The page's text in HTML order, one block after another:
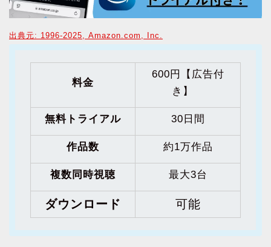
出典元: 1996-2025, Amazon.com, Inc.
料金
600円【広告付
き】
無料トライアル 30日間
作品数 約1万作品
複数同時視聴 最大3台
ダウンロード 可能